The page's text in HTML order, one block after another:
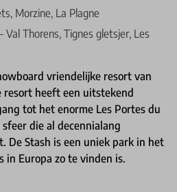
Morzine, La Plagne
Val Thorens, Tignes gletsjer, Les
vriendelijke resort van
resort heeft een uitstekend
tot het enorme Les Portes du
die al decennialang
De Stash is een uniek park in het
in Europa zo te vinden is.